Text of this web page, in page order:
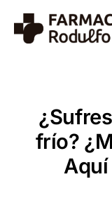
contenido
frío?